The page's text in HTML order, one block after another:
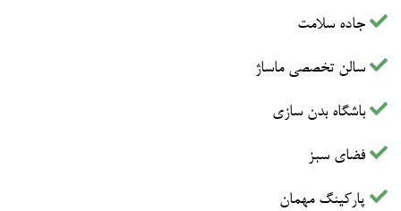
جاده سلامت
سالن تخصصی ماساژ
باشگاه بدن سازی
فضای سبز
پارکینگ مهمان